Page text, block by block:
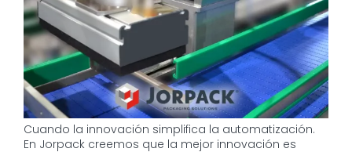
Cuando la innovación simplifica la automatización.
En Jorpack creemos que la mejor innovación es